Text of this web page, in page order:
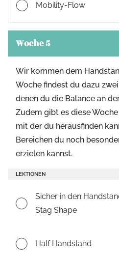
Mobility-Flow
Woche 5
Wir kommen dem
Woche findest du dazu
denen du die Balance an
Zudem gibt es diese
mit der du herausfinden
Bereichen du noch
erzielen kannst.
LEKTIONEN
Sicher in den
Stag Shape
Half Handstand